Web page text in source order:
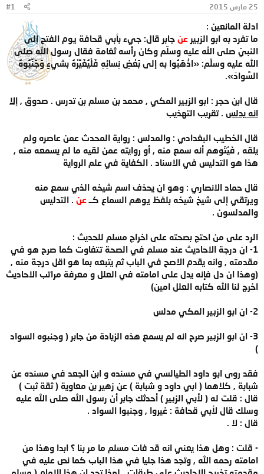
و
و
ع
25 مارس 2015 #1
ادلة المانعين :
ما تفرد به ابو الزبير عن جابر قال: جيء بأبي قحافة يوم الفتح إلى
النبيّ صلى الله عليه وسلّم وكان رأسه ثغامة فقال رسول الله صلى
الله عليه وسلّم: «اذْهَبُوا به إلى بَعْضِ نِسائِهِ فَلْيُغَيِّرْهُ بشيءٍ وَجَنِّبُوهُ
السَّوادَ».
قال ابن حجر : ابو الزبير المكي , محمد بن مسلم بن تدرس . صدوق , إلا
انه يدلس . تقريب التهذيب
قال الخطيب البغدادي : والمدلس : رواية المحدث عمن عاصره ولم
يلقه , فَيُتَوهم أنه سمع منه , أو روايته عمن لقيه ما لم يسمعه منه ,
هذا هو التدليس في الاسناد . الكفاية في علم الرواية
قال حماد الانصاري : وهو ان يحذف اسم شيخه الذي سمع منه
ويرتقي إلى شيخ شيخه بلفظ يوهم السماع كــ عن
. التدليس
والمدلسون .
الرد على من احتج بصحته على اخراج مسلم للحديث :
1- ان درجة الاحاديث عند مسلم في الصحة تتفاوت كما صرح هو في
مقدمته , وانه يقدم الاصح في الباب ثم يتبعه بما هو اقل درجة منه ,
(وهذا ان دل فإنه يدل على امامته في العلل و معرفة مراتب الاحاديث
اخرج لنا الله كتابه العلل امين)
2- ان ابو الزبير المكي مدلس
3- ان ابو الزبير صرح انه لم يسمع هذه الزيادة من جابر ( وجنبوه السواد
)
فقد روى ابو داود الطيالسي في مسنده و ابن الجعد في مسنده عن
شبابة , كلاهما ( ابي داود و شبابة ) عن زهير بن معاوية ( ثقة ثبت )
قال : قلت له ( لأبي الزبير ) أحدثك جابر أن رسول الله صلى الله عليه
وسلك قال لأبي قحافة : غيروا , وجنبوا السواد .
قال : لا .
- قلت : وهل هذا يعني انه قد فات مسلم ما مر بنا ؟ ابدا وهذا من
امامته رحمه الله , وتجد هذا جليا في هذا الباب كما نص عليه في